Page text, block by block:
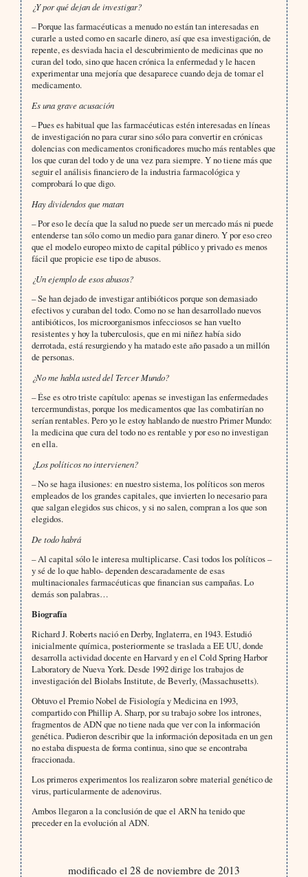
¿Y por qué dejan de investigar?
– Porque las farmacéuticas a menudo no están tan interesadas en
curarle a usted como en sacarle dinero, así que esa investigación, de
repente, es desviada hacia el descubrimiento de medicinas que no
curan del todo, sino que hacen crónica la enfermedad y le hacen
experimentar una mejoría que desaparece cuando deja de tomar el
medicamento.
Es una grave acusación
– Pues es habitual que las farmacéuticas estén interesadas en líneas
de investigación no para curar sino sólo para convertir en crónicas
dolencias con medicamentos cronificadores mucho más rentables que
los que curan del todo y de una vez para siempre. Y no tiene más que
seguir el análisis financiero de la industria farmacológica y
comprobará lo que digo.
Hay dividendos que matan
– Por eso le decía que la salud no puede ser un mercado más ni puede
entenderse tan sólo como un medio para ganar dinero. Y por eso creo
que el modelo europeo mixto de capital público y privado es menos
fácil que propicie ese tipo de abusos.
¿Un ejemplo de esos abusos?
– Se han dejado de investigar antibióticos porque son demasiado
efectivos y curaban del todo. Como no se han desarrollado nuevos
antibióticos, los microorganismos infecciosos se han vuelto
resistentes y hoy la tuberculosis, que en mi niñez había sido
derrotada, está resurgiendo y ha matado este año pasado a un millón
de personas.
¿No me habla usted del Tercer Mundo?
– Ése es otro triste capítulo: apenas se investigan las enfermedades
tercermundistas, porque los medicamentos que las combatirían no
serían rentables. Pero yo le estoy hablando de nuestro Primer Mundo:
la medicina que cura del todo no es rentable y por eso no investigan
en ella.
¿Los políticos no intervienen?
– No se haga ilusiones: en nuestro sistema, los políticos son meros
empleados de los grandes capitales, que invierten lo necesario para
que salgan elegidos sus chicos, y si no salen, compran a los que son
elegidos.
De todo habrá
– Al capital sólo le interesa multiplicarse. Casi todos los políticos –
y sé de lo que hablo- dependen descaradamente de esas
multinacionales farmacéuticas que financian sus campañas. Lo
demás son palabras…
Biografía
Richard J. Roberts nació en Derby, Inglaterra, en 1943. Estudió
inicialmente química, posteriormente se traslada a EE UU, donde
desarrolla actividad docente en Harvard y en el Cold Spring Harbor
Laboratory de Nueva York. Desde 1992 dirige los trabajos de
investigación del Biolabs Institute, de Beverly, (Massachusetts).
Obtuvo el Premio Nobel de Fisiología y Medicina en 1993,
compartido con Phillip A. Sharp, por su trabajo sobre los intrones,
fragmentos de ADN que no tiene nada que ver con la información
genética. Pudieron describir que la información depositada en un gen
no estaba dispuesta de forma continua, sino que se encontraba
fraccionada.
Los primeros experimentos los realizaron sobre material genético de
virus, particularmente de adenovirus.
Ambos llegaron a la conclusión de que el ARN ha tenido que
preceder en la evolución al ADN.
modificado el 28 de noviembre de 2013